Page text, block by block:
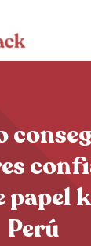
papel
Perú